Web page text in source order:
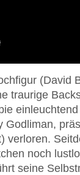
(David
traurige
verloren.
noch
seine